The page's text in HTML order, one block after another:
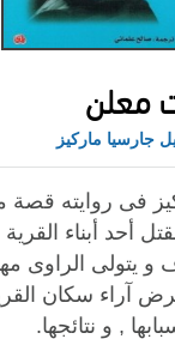
معلن
جارسيا ماركيز
فى روايته
أحد أبناء
يتولى الراوى
آراء سكان
, و نتائجها.